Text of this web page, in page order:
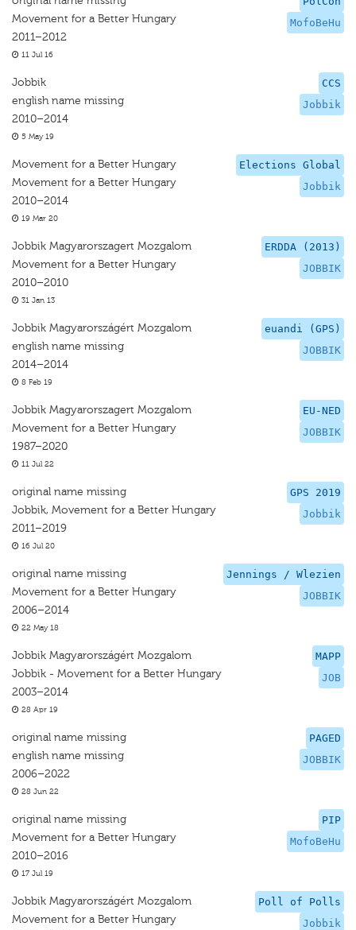
MofoBeHu
Movement for a Better Hungary
2011–2012
11 Jul 16
CCS
Jobbik
Jobbik
english name missing
2010–2014
5 May 19
Elections Global
Jobbik
Movement for a Better Hungary
Movement for a Better Hungary
2010–2014
19 Mar 20
ERDDA (2013)
JOBBIK
Jobbik Magyarorszagert Mozgalom
Movement for a Better Hungary
2010–2010
31 Jan 13
euandi (GPS)
JOBBIK
Jobbik Magyarországért Mozgalom
english name missing
2014–2014
8 Feb 19
EU-NED
JOBBIK
Jobbik Magyarorszagert Mozgalom
Movement for a Better Hungary
1987–2020
11 Jul 22
GPS 2019
Jobbik
original name missing
Jobbik, Movement for a Better Hungary
2011–2019
16 Jul 20
Jennings / Wlezien
JOBBIK
original name missing
Movement for a Better Hungary
2006–2014
22 May 18
MAPP
JOB
Jobbik Magyarországért Mozgalom
Jobbik - Movement for a Better Hungary
2003–2014
28 Apr 19
PAGED
JOBBIK
original name missing
english name missing
2006–2022
28 Jun 22
PIP
MofoBeHu
original name missing
Movement for a Better Hungary
2010–2016
17 Jul 19
Poll of Polls
Jobbik
Jobbik Magyarországért Mozgalom
Movement for a Better Hungary